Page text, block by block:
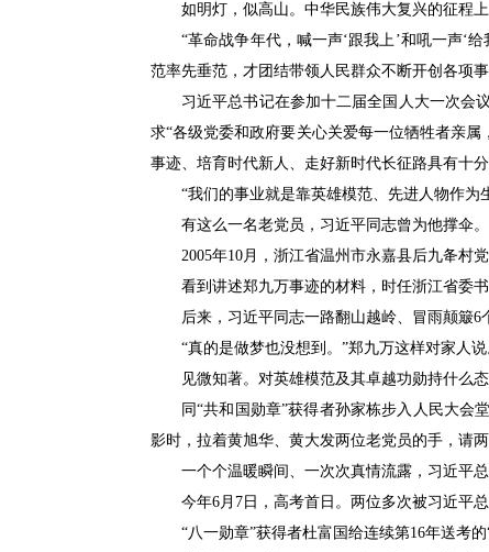
如明灯，似高山。中华民族伟大复兴的征程
“革命战争年代，喊一声‘跟我上’和吼一声‘
范率先垂范，才团结带领人民群众不断开创各项
习近平总书记在参加十二届全国人大一次会
求“各级党委和政府要关心关爱每一位牺牲者亲
事迹、培育时代新人、走好新时代长征路具有十
“我们的事业就是靠英雄模范、先进人物作为
有这么一名老党员，习近平同志曾为他撑伞。
2005年10月，浙江省温州市永嘉县后九夅村
看到讲述郑九万事迹的材料，时任浙江省委
后来，习近平同志一路翻山越岭、冒雨颠簸
“真的是做梦也没想到。”郑九万这样对家人说
见微知著。对英雄模范及其卓越功勋持什么
同“共和国勋章”获得者孙家栋步入人民大会
影时，拉着黄旭华、黄大发两位老党员的手，请
一个个温暖瞬间、一次次真情流露，习近平
今年6月7日，高考首日。两位多次被习近平
“八一勋章”获得者杜富国给连续第16年送考